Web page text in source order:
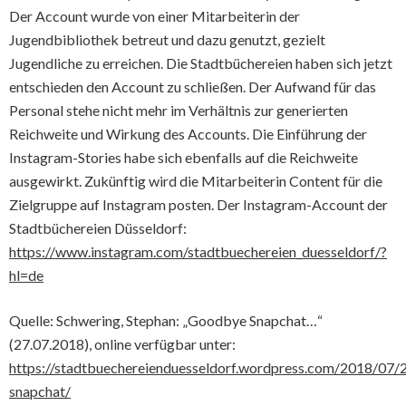
Der Account wurde von einer Mitarbeiterin der
Jugendbibliothek betreut und dazu genutzt, gezielt
Jugendliche zu erreichen. Die Stadtbüchereien haben sich jetzt
entschieden den Account zu schließen. Der Aufwand für das
Personal stehe nicht mehr im Verhältnis zur generierten
Reichweite und Wirkung des Accounts. Die Einführung der
Instagram-Stories habe sich ebenfalls auf die Reichweite
ausgewirkt. Zukünftig wird die Mitarbeiterin Content für die
Zielgruppe auf Instagram posten. Der Instagram-Account der
Stadtbüchereien Düsseldorf:
https://www.instagram.com/stadtbuechereien_duesseldorf/?
hl=de
Quelle: Schwering, Stephan: „Goodbye Snapchat…“
(27.07.2018), online verfügbar unter:
https://stadtbuechereienduesseldorf.wordpress.com/2018/
snapchat/